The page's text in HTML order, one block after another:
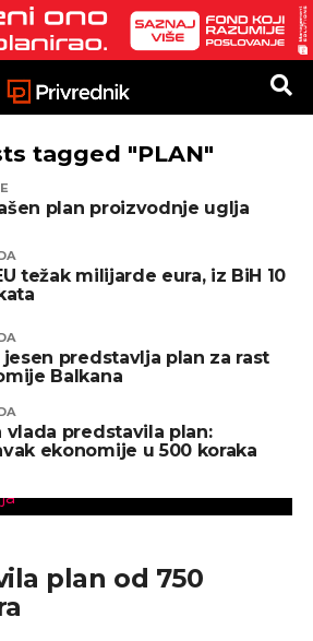
tagged "PLAN"
plan proizvodnje uglja
težak milijarde eura, iz BiH 10
jesen predstavlja plan za rast
Balkana
vlada predstavila plan:
ekonomije u 500 koraka
plan od 750